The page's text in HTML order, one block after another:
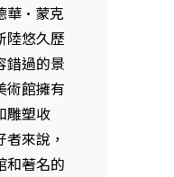
華·蒙克
陸悠久歷
錯過的景
術館擁有
雕塑收
來說，
和著名的